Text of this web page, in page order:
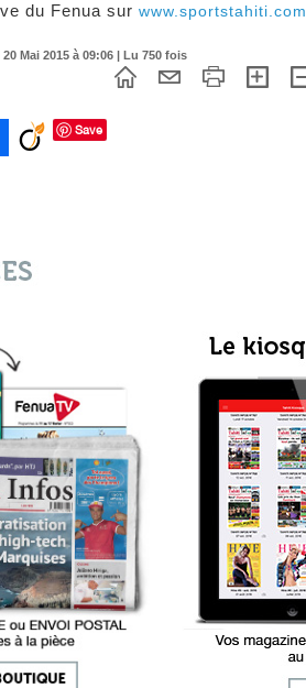
du Fenua sur www.sportstahiti.com
Mai 2015 à 09:06 | Lu 750 fois
Save